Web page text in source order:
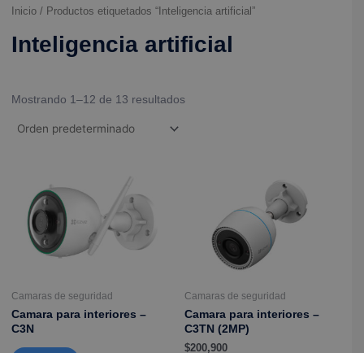
Inicio / Productos etiquetados “Inteligencia artificial”
Inteligencia artificial
Mostrando 1–12 de 13 resultados
Camaras de seguridad
Camara para interiores –
C3N
Camaras de seguridad
Camara para interiores –
C3TN (2MP)
$200,900